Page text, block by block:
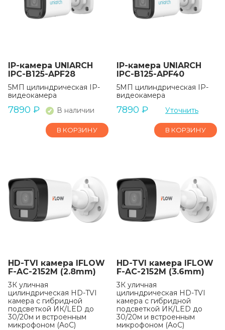
IP-камера UNIARCH
IPC-B125-APF28
5МП цилиндрическая IP-
видеокамера
7890 ₽ В наличии
В КОРЗИНУ
IP-камера UNIARCH
IPC-B125-APF40
5МП цилиндрическая IP-
видеокамера
7890 ₽ Уточнить
В КОРЗИНУ
HD-TVI камера IFLOW
F-AC-2152M (2.8mm)
3К уличная
цилиндрическая HD-TVI
камера с гибридной
подсветкой ИК/LED до
30/20м и встроенным
микрофоном (AoC)
HD-TVI камера IFLOW
F-AC-2152M (3.6mm)
3К уличная
цилиндрическая HD-TVI
камера с гибридной
подсветкой ИК/LED до
30/20м и встроенным
микрофоном (AoC)